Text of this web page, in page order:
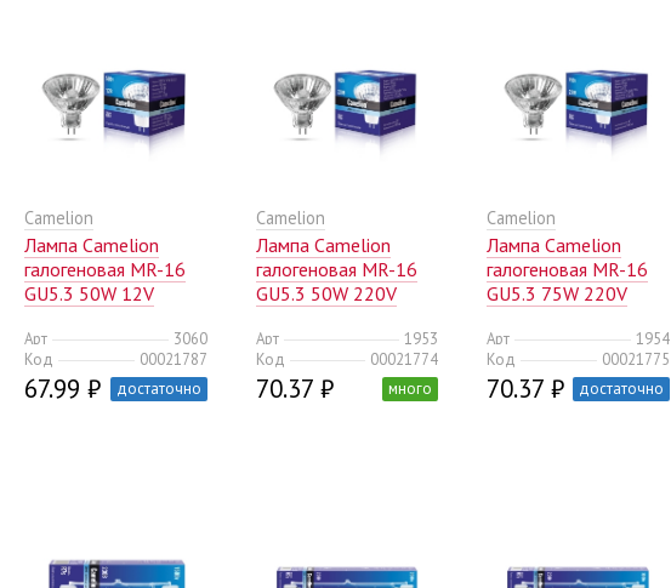
Camelion
Лампа Camelion
галогеновая MR-16
GU5.3 50W 12V
Арт
3060
Код
00021787
67.99 ₽ достаточно
Camelion
Лампа Camelion
галогеновая MR-16
GU5.3 50W 220V
Арт
1953
Код
00021774
70.37 ₽ много
Camelion
Лампа Camelion
галогеновая MR-16
GU5.3 75W 220V
Арт
1954
Код
00021775
70.37 ₽ достаточно